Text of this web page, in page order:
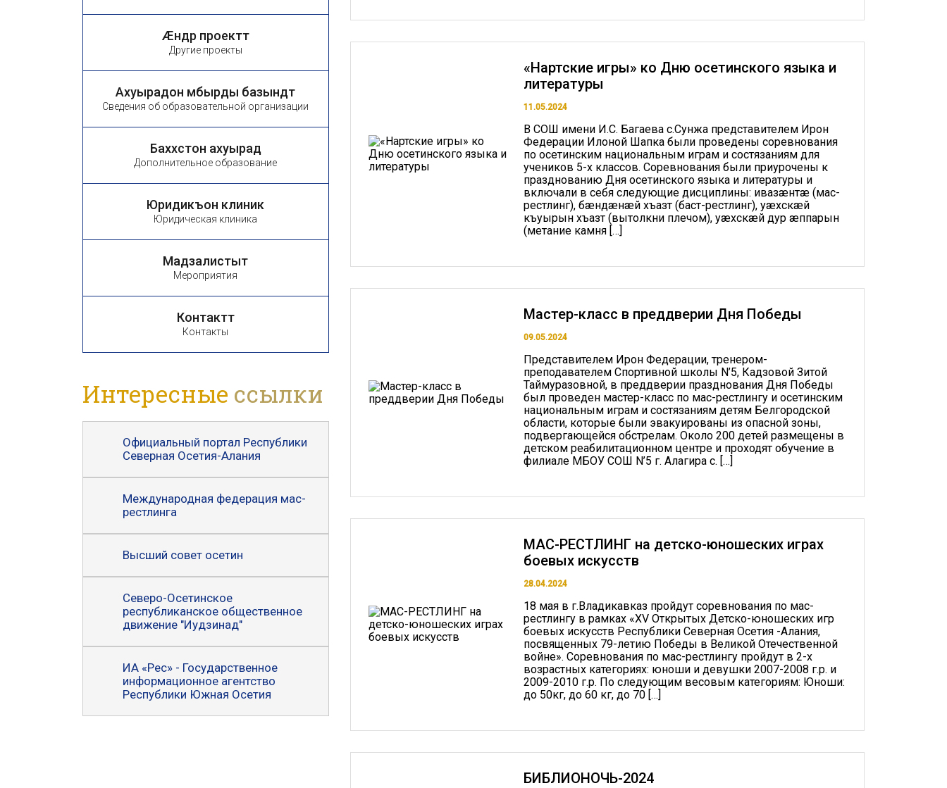
Æндӕр проекттӕ
Другие проекты
Ахуырадон ӕмбырды базындтӕ
Сведения об образовательной организации
Баххӕстон ахуырад
Дополнительное образование
Юридикъон клиникӕ
Юридическая клиника
Мадзалистытӕ
Мероприятия
Контакттӕ
Контакты
Интересные ссылки
Официальный портал Республики
Северная Осетия-Алания
Международная федерация мас-
рестлинга
Высший совет осетин
Северо-Осетинское
республиканское общественное
движение "Иудзинад"
ИА «Рес» - Государственное
информационное агентство
Республики Южная Осетия
«Нартские игры» ко Дню осетинского языка и
литературы
11.05.2024
В СОШ имени И.С. Багаева с.Сунжа представителем Ирон
Федерации Илоной Шапка были проведены соревнования
по осетинским национальным играм и состязаниям для
учеников 5-х классов. Соревнования были приурочены к
празднованию Дня осетинского языка и литературы и
включали в себя следующие дисциплины: ивазæнтæ (мас-
рестлинг), бæндæнæй хъазт (баст-рестлинг), уæхскæй
къуырын хъазт (вытолкни плечом), уæхскæй дур æппарын
(метание камня […]
Мастер-класс в преддверии Дня Победы
09.05.2024
Представителем Ирон Федерации, тренером-
преподавателем Спортивной школы N’5, Кадзовой Зитой
Таймуразовной, в преддверии празднования Дня Победы
был проведен мастер-класс по мас-рестлингу и осетинским
национальным играм и состязаниям детям Белгородской
области, которые были эвакуированы из опасной зоны,
подвергающейся обстрелам. Около 200 детей размещены в
детском реабилитационном центре и проходят обучение в
филиале МБОУ СОШ N’5 г. Алагира с. […]
МАС-РЕСТЛИНГ на детско-юношеских играх
боевых искусств
28.04.2024
18 мая в г.Владикавказ пройдут соревнования по мас-
рестлингу в рамках «XV Открытых Детско-юношеских игр
боевых искусств Республики Северная Осетия -Алания,
посвященных 79-летию Победы в Великой Отечественной
войне». Соревнования по мас-рестлингу пройдут в 2-х
возрастных категориях: юноши и девушки 2007-2008 г.р. и
2009-2010 г.р. По следующим весовым категориям: Юноши:
до 50кг, до 60 кг, до 70 […]
БИБЛИОНОЧЬ-2024